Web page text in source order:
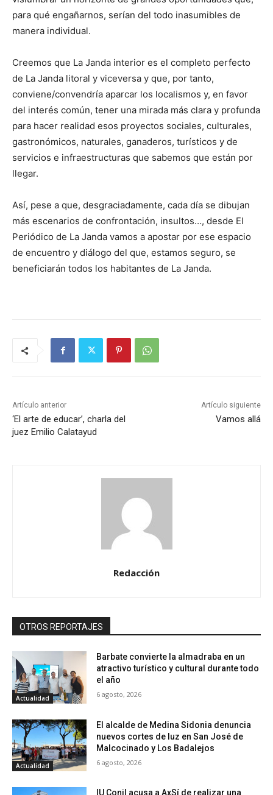
para qué engañarnos, serían del todo inasumibles de
manera individual.
Creemos que La Janda interior es el completo perfecto
de La Janda litoral y viceversa y que, por tanto,
conviene/convendría aparcar los localismos y, en favor
del interés común, tener una mirada más clara y profunda
para hacer realidad esos proyectos sociales, culturales,
gastronómicos, naturales, ganaderos, turísticos y de
servicios e infraestructuras que sabemos que están por
llegar.
Así, pese a que, desgraciadamente, cada día se dibujan
más escenarios de confrontación, insultos…, desde El
Periódico de La Janda vamos a apostar por ese espacio
de encuentro y diálogo del que, estamos seguro, se
beneficiarán todos los habitantes de La Janda.
Artículo anterior
‘El arte de educar’, charla del
juez Emilio Calatayud
Artículo siguiente
Vamos allá
Redacción
OTROS REPORTAJES
Actualidad
Barbate convierte la almadraba en un
atractivo turístico y cultural durante todo
el año
6 agosto, 2026
Actualidad
El alcalde de Medina Sidonia denuncia
nuevos cortes de luz en San José de
Malcocinado y Los Badalejos
6 agosto, 2026
IU Conil acusa a AxSí de realizar una